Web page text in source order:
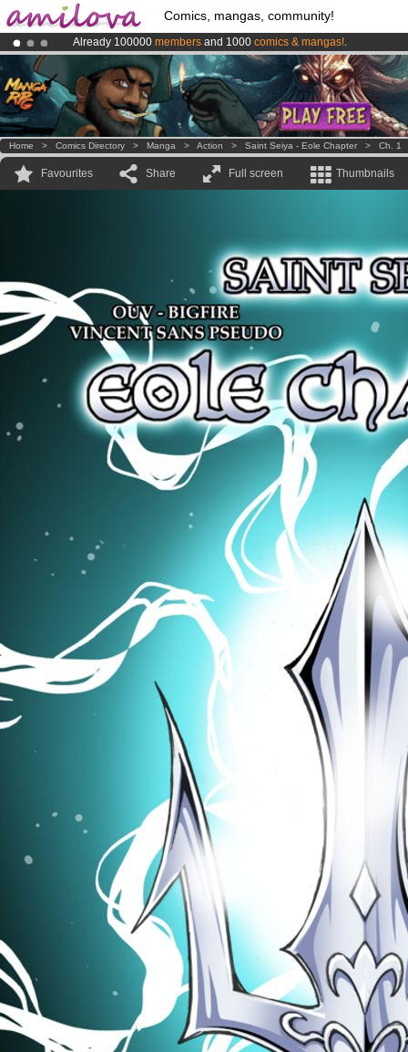
Comics, mangas, community!
Already 100000 members and 1000 comics & mangas!.
Premium membership from3.95 eurosper month !Get membership
AmilovaKickstarter is now LIVE!.
Home > Comics Directory > Manga > Action > Saint Seiya - Eole Chapter > Ch. 1
Favourites Share Full screen Thumbnails